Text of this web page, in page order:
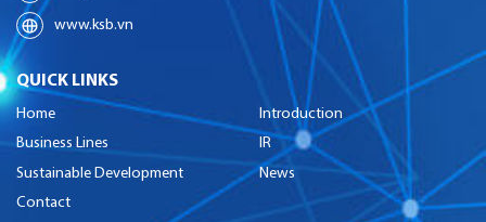
www.ksb.vn
QUICK LINKS
Home
Introduction
Business Lines
IR
Sustainable Development
News
Contact